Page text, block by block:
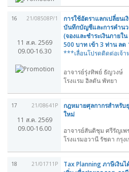
16 21/08508P/1
11 ส.ค. 2569
09.00-16.30
การใช้อัตราแลกเปลี่ยนเ
บันทึกบัญชีและการคำน
(จองและชำระเงินภายใ
500 บาท เข้า 3 ท่าน ลด
***เลื่อนโปรดติดต่อเจ้
อาจารย์รุ่งทิพย์ ธัญวงษ์
โรงแรม ฮิลตัน พัทยา
17 21/08641P
11 ส.ค. 2569
09.00-16.00
กฎหมายศุลกากรสำหรับ
ใหม่
อาจารย์สันติชุม ศรีรัญเพ
โรงแรมอวานี รัชดา กรุง
18 21/01711P
Tax Planning ภาษีเงิน